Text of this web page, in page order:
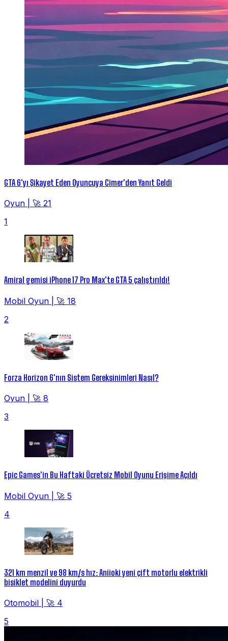
GTA 6'yı Şikayet Eden Oyuncuya Cimer'den Yanıt Geldi
Oyun
🚀 21
1
Amiral gemisi iPhone 17 Pro Max'te GTA 5 çalıştırıldı!
Mobil Oyun
🚀 18
2
Forza Horizon 6'nın Sistem Gereksinimleri Nasıl?
Oyun
🚀 8
3
Epic Games'in Bu Haftaki Ücretsiz Mobil Oyunu Erişime Açıldı
Mobil Oyun
🚀 5
4
321 km menzil ve 98 km/s hız: Aniioki yeni çift motorlu elektrikli
bisiklet modelini duyurdu
Otomobil
🚀 4
5